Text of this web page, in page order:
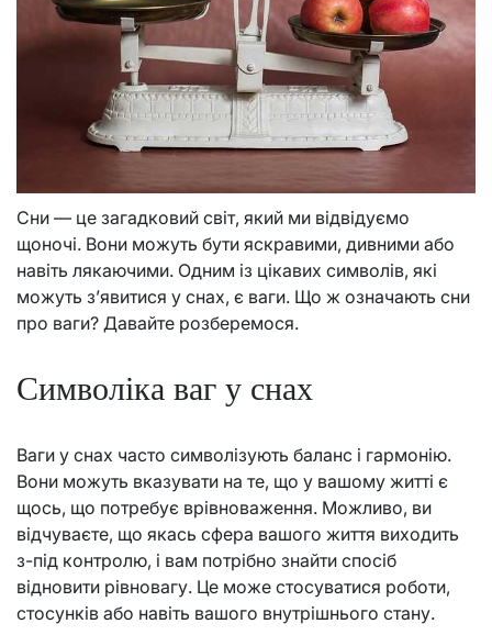
Сни — це загадковий світ, який ми відвідуємо
щоночі. Вони можуть бути яскравими, дивними або
навіть лякаючими. Одним із цікавих символів, які
можуть з’явитися у снах, є ваги. Що ж означають сни
про ваги? Давайте розберемося.
Символіка ваг у снах
Ваги у снах часто символізують баланс і гармонію.
Вони можуть вказувати на те, що у вашому житті є
щось, що потребує врівноваження. Можливо, ви
відчуваєте, що якась сфера вашого життя виходить
з-під контролю, і вам потрібно знайти спосіб
відновити рівновагу. Це може стосуватися роботи,
стосунків або навіть вашого внутрішнього стану.